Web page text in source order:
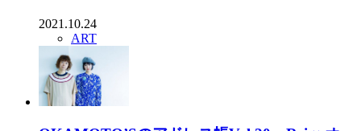
2021.10.24
ART